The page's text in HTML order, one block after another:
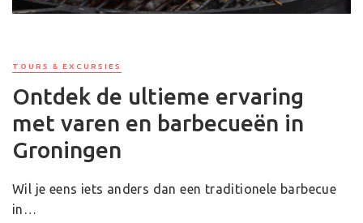
TOURS & EXCURSIES
Ontdek de ultieme ervaring
met varen en barbecueën in
Groningen
Wil je eens iets anders dan een traditionele barbecue
in…